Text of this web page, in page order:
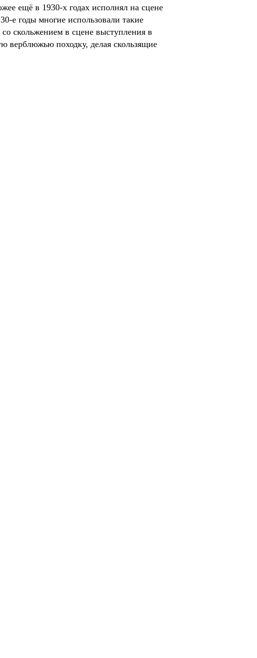
ещё в 1930-х годах исполнял на сцене
е годы многие использовали такие
скольжением в сцене выступления в
верблюжью походку, делая скользящие